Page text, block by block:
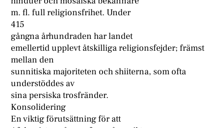
m. fl. full religionsfrihet. Under
415
gångna århundraden har landet
emellertid upplevt åtskilliga religionsfejder; främst
mellan den
sunnitiska majoriteten och shiiterna, som ofta
understöddes av
sina persiska trosfränder.
Konsolidering
En viktig förutsättning för att